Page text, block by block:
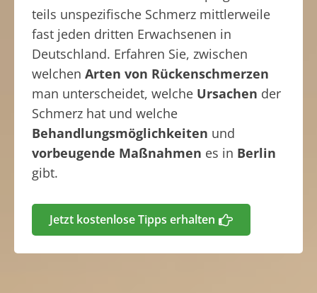
teils unspezifische Schmerz mittlerweile
fast jeden dritten Erwachsenen in
Deutschland. Erfahren Sie, zwischen
welchen Arten von Rückenschmerzen
man unterscheidet, welche Ursachen der
Schmerz hat und welche
Behandlungsmöglichkeiten und
vorbeugende Maßnahmen es in Berlin
gibt.
Jetzt kostenlose Tipps erhalten